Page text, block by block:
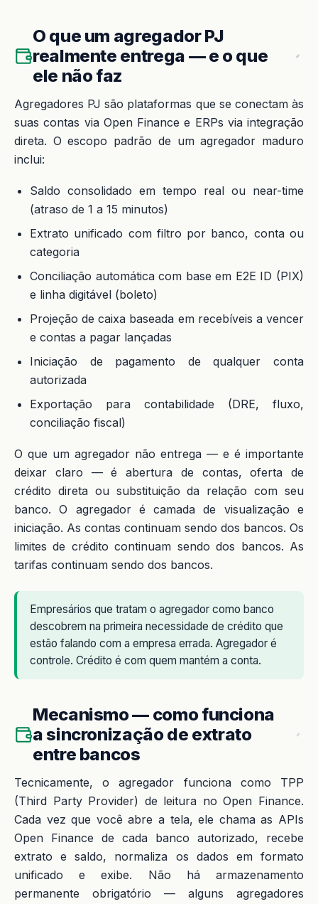
O que um agregador PJ
realmente entrega — e o que
ele não faz
Agregadores PJ são plataformas que se conectam às
suas contas via Open Finance e ERPs via integração
direta. O escopo padrão de um agregador maduro
inclui:
Saldo consolidado em tempo real ou near-time
(atraso de 1 a 15 minutos)
Extrato unificado com filtro por banco, conta ou
categoria
Conciliação automática com base em E2E ID (PIX)
e linha digitável (boleto)
Projeção de caixa baseada em recebíveis a vencer
e contas a pagar lançadas
Iniciação de pagamento de qualquer conta
autorizada
Exportação para contabilidade (DRE, fluxo,
conciliação fiscal)
O que um agregador não entrega — e é importante
deixar claro — é abertura de contas, oferta de
crédito direta ou substituição da relação com seu
banco. O agregador é camada de visualização e
iniciação. As contas continuam sendo dos bancos. Os
limites de crédito continuam sendo dos bancos. As
tarifas continuam sendo dos bancos.
Empresários que tratam o agregador como banco
descobrem na primeira necessidade de crédito que
estão falando com a empresa errada. Agregador é
controle. Crédito é com quem mantém a conta.
Mecanismo — como funciona
a sincronização de extrato
entre bancos
Tecnicamente, o agregador funciona como TPP
(Third Party Provider) de leitura no Open Finance.
Cada vez que você abre a tela, ele chama as APIs
Open Finance de cada banco autorizado, recebe
extrato e saldo, normaliza os dados em formato
unificado e exibe. Não há armazenamento
permanente obrigatório — alguns agregadores